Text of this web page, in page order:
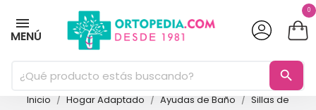
MENÚ
0
search
Inicio Hogar Adaptado Ayudas de Baño
Sillas de